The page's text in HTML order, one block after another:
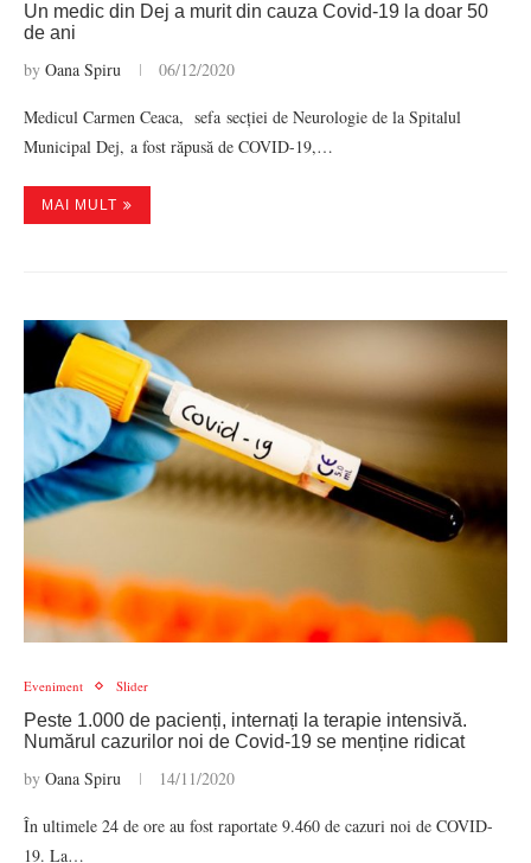
Un medic din Dej a murit din cauza Covid-19 la doar 50
de ani
by Oana Spiru 06/12/2020
Medicul Carmen Ceaca, sefa secției de Neurologie de la Spitalul
Municipal Dej, a fost răpusă de COVID-19,…
MAI MULT
Eveniment Slider
Peste 1.000 de pacienți, internați la terapie intensivă.
Numărul cazurilor noi de Covid-19 se menține ridicat
by Oana Spiru 14/11/2020
În ultimele 24 de ore au fost raportate 9.460 de cazuri noi de COVID-
19. La…